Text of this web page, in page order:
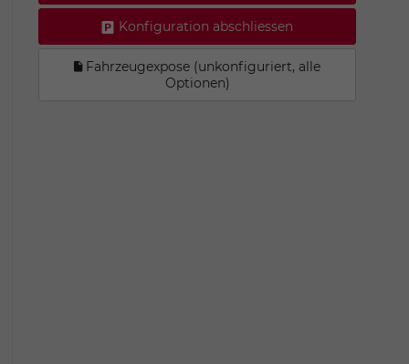
Konfiguration abschliessen
Fahrzeugexpose (unkonfiguriert, alle
Optionen)